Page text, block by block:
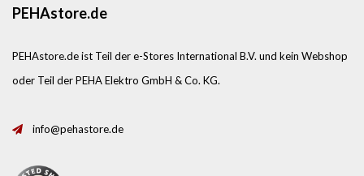
PEHAstore.de
PEHAstore.de ist Teil der e-Stores International B.V. und kein Webshop
oder Teil der PEHA Elektro GmbH & Co. KG.
info@pehastore.de